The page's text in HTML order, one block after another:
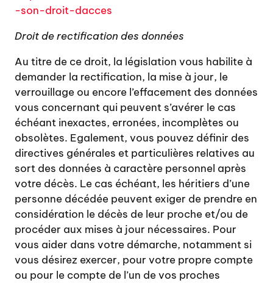
-son-droit-dacces
Droit de rectification des données
Au titre de ce droit, la législation vous habilite à
demander la rectification, la mise à jour, le
verrouillage ou encore l’effacement des données
vous concernant qui peuvent s’avérer le cas
échéant inexactes, erronées, incomplètes ou
obsolètes. Egalement, vous pouvez définir des
directives générales et particulières relatives au
sort des données à caractère personnel après
votre décès. Le cas échéant, les héritiers d’une
personne décédée peuvent exiger de prendre en
considération le décès de leur proche et/ou de
procéder aux mises à jour nécessaires. Pour
vous aider dans votre démarche, notamment si
vous désirez exercer, pour votre propre compte
ou pour le compte de l’un de vos proches